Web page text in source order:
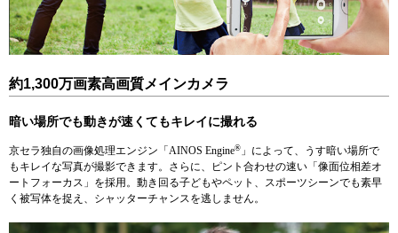
約1,300万画素高画質メインカメラ
暗い場所でも動きが速くてもキレイに撮れる
京セラ独自の画像処理エンジン「AINOS Engine® 」によって、うす暗い場所で
もキレイな写真が撮影できます。さらに、ピント合わせの速い「像面位相差オ
ートフォーカス」を採用。動き回る子どもやペット、スポーツシーンでも素早
く被写体を捉え、シャッターチャンスを逃しません。